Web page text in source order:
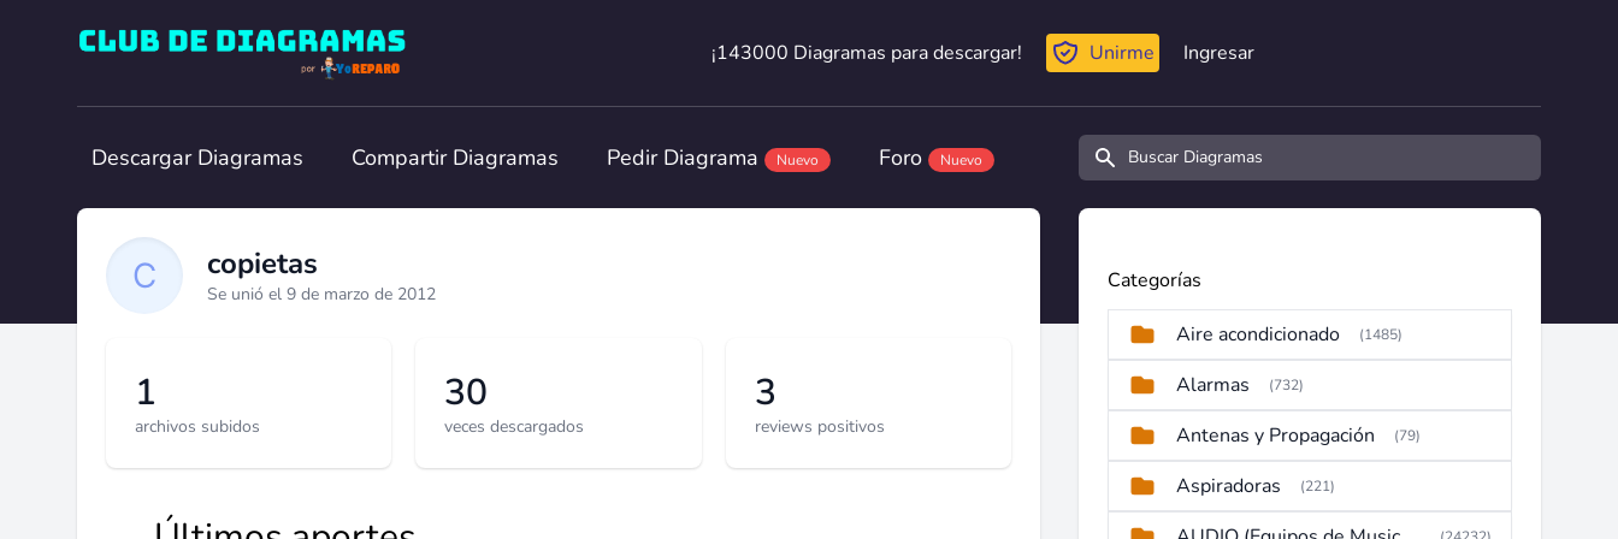
Club de Diagramas
¡143000 Diagramas para descargar!
¡143000 Diagramas para descargar! Unirme Ingresar
Descargar Diagramas Compartir Diagramas Pedir Diagrama Nuevo Foro Nuevo Buscar diagramas y manuales
copietas
Se unió el 9 de marzo de 2012
1
archivos subidos
30
veces descargados
3
reviews positivos
Categorías
Aire acondicionado (1485)
Alarmas (732)
Antenas y Propagación (79)
Aspiradoras (221)